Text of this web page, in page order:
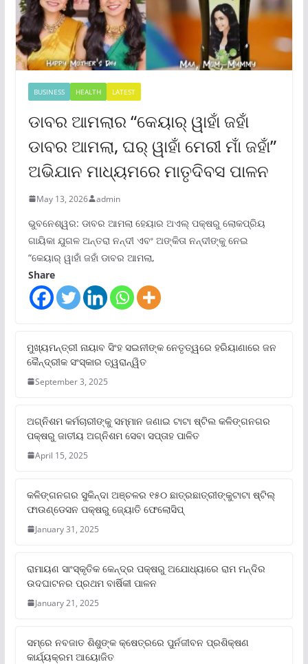
BUSINESS HEALTH LATEST
ଡାବର ଆମଲାର “କେୟାର୍ ୱାହାଁ ଜହାଁ
ଡାବର ଆମଲା, ଘର୍ ୱାହାଁ ମେରୀ ମାଁ ଜହାଁ”
ଅଭିଯାନ ମାଧ୍ୟମରେ ମାତୃଦିବସ ପାଳନ
May 13, 2026 admin
ଭୁବନେଶ୍ୱର: ଡାବର ଆମଲା ହେୟାର ଅଏଲ୍ ପକ୍ଷରୁ ଲୋକପ୍ରିୟ
ଗାୟିକା ଯୁଗଳ ଅନ୍ତରା ନନ୍ଦୀ ଏବଂ ଅଙ୍କିତା ନନ୍ଦୀଙ୍କୁ ନେଇ
“କେୟାର୍ ୱାହାଁ ଜହାଁ ଡାବର ଆମଲା,
Share
ମୁଖ୍ୟମନ୍ତ୍ରୀ ନାୟାବ ସିଂହ ସଇନୀଙ୍କ ନେତୃତ୍ୱରେ ହରିୟାଣାରେ ଜନ
କୈନ୍ଦ୍ରୀକ ସଂସ୍କାର ତ୍ୱରାନ୍ୱିତ
September 3, 2025
ଅଗ୍ନିଶମ କର୍ମଚାରୀଙ୍କୁ ସମ୍ମାନ ଜଣାଇ ଟାଟା ଷ୍ଟିଲ କଳିଙ୍ଗନଗର
ପକ୍ଷରୁ ଜାତୀୟ ଅଗ୍ନିଶମ ସେବା ସପ୍ତାହ ପାଳିତ
April 15, 2025
କଳିଙ୍ଗନଗର ସୁକିନ୍ଦା ଅଞ୍ଚଳର ୧୫୦ ଛାତ୍ରଛାତ୍ରୀଙ୍କୁଟାଟା ଷ୍ଟିଲ୍
ଫାଉଣ୍ଡେସନ ପକ୍ଷରୁ ଜ୍ୟୋତି ଫେଲୋସିପ୍‌
January 31, 2025
ରାମାୟଣ ସାଂସ୍କୃତିକ କେନ୍ଦ୍ର ପକ୍ଷରୁ ଅଯୋଧ୍ୟାରେ ରାମ ମନ୍ଦିର
ଉଦଘାଟନର ପ୍ରଥମ ବାର୍ଷିକୀ ପାଳନ
January 21, 2025
ସମ୍‌ରେ ନବଜାତ ଶିଶୁଙ୍କ କ୍ଷେତ୍ରରେ ପୁର୍ନଜୀବନ ପ୍ରଶିକ୍ଷଣ
କାର୍ଯ୍ୟକ୍ରମ ଆୟୋଜିତ